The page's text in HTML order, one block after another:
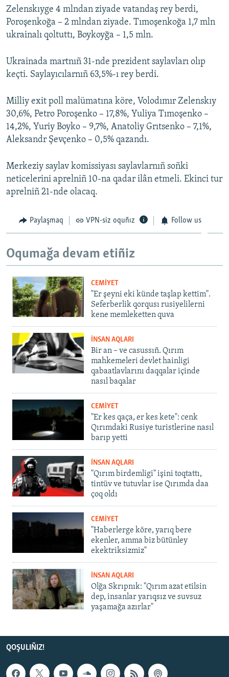
Zelenskıyge 4 mlndan ziyade vatandaş rey berdi,
Poroşenkoğa – 2 mlndan ziyade. Tımoşenkoğa 1,7 mln
ukrainalı qoltuttı, Boykoyğa – 1,5 mln.
Ukrainada martnıñ 31-nde prezident saylavları olıp
keçti. Saylayıcılarnıñ 63,5%-ı rey berdi.
Milliy exit poll malümatına köre, Volodımır Zelenskıy
30,6%, Petro Poroşenko – 17,8%, Yuliya Tımoşenko –
14,2%, Yuriy Boyko – 9,7%, Anatoliy Grıtsenko – 7,1%,
Aleksandr Şevçenko – 0,5% qazandı.
Merkeziy saylav komissiyası saylavlarnıñ soñki
neticelerini aprelniñ 10-na qadar ilân etmeli. Ekinci tur
aprelniñ 21-nde olacaq.
Paylaşmaq VPN-siz oquñız Follow us
Oqumağa devam etiñiz
CEMİYET
"Er şeyni eki künde taşlap kettim".
Seferberlik qorqusı rusiyelilerni
kene memleketten quva
İNSAN AQLARI
Bir an – ve casussıñ. Qırım
mahkemeleri devlet hainligi
qabaatlavlarını daqqalar içinde
nasıl baqalar
CEMİYET
"Er kes qaça, er kes kete": cenk
Qırımdaki Rusiye turistlerine nasıl
barıp yetti
İNSAN AQLARI
"Qırım birdemligi" işini toqtattı,
tintüv ve tutuvlar ise Qırımda daa
çoq oldı
CEMİYET
"Haberlerge köre, yarıq bere
ekenler, amma biz bütünley
ekektriksizmiz"
İNSAN AQLARI
Olğa Skrıpnık: "Qırım azat etilsin
dep, insanlar yarıqsız ve suvsuz
yaşamağa azırlar"
QOŞULIÑIZ!